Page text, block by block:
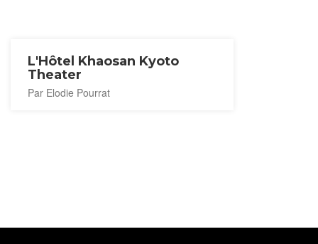
L'Hôtel Khaosan Kyoto
Theater
Par Elodie Pourrat